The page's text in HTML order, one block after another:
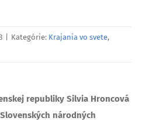
Kategórie: Krajania vo svete,
republiky Silvia Hroncová
národných